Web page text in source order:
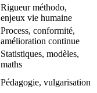
Rigueur méthodo,
enjeux vie humaine
Process, conformité,
amélioration continue
Statistiques, modèles,
maths
Pédagogie, vulgarisation